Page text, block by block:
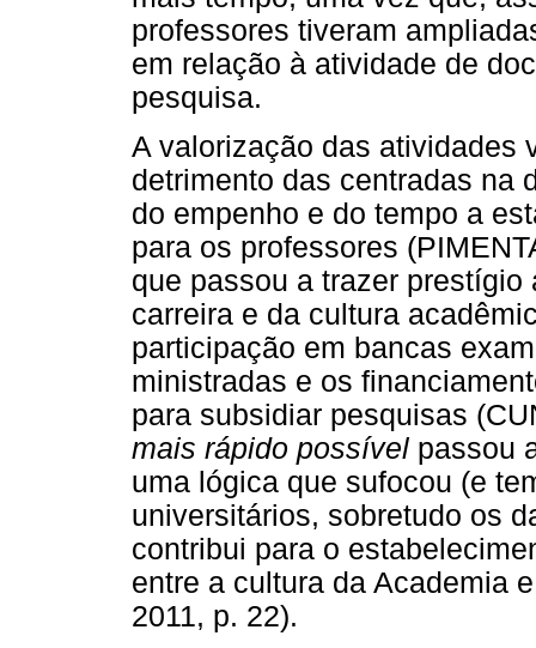
professores tiveram
em relação à atividade de
pesquisa.
A valorização das atividades
detrimento das centradas na
do empenho e do tempo a
para os professores
que passou a trazer
carreira e da cultura
participação em bancas
ministradas e os
para subsidiar pesquisas
mais rápido possível passou
uma lógica que sufocou (e
universitários, sobretudo os
contribui para o
entre a cultura da Academia
2011, p. 22).